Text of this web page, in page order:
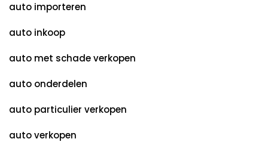
auto importeren
auto inkoop
auto met schade verkopen
auto onderdelen
auto particulier verkopen
auto verkopen